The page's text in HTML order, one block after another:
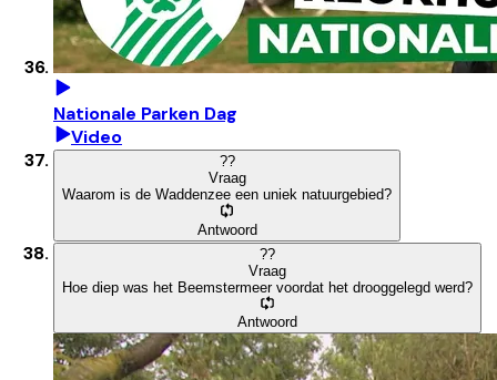
Nationale Parken Dag
Video
??
Vraag
Waarom is de Waddenzee een uniek natuurgebied?
Antwoord
??
Vraag
Hoe diep was het Beemstermeer voordat het drooggelegd werd?
Antwoord